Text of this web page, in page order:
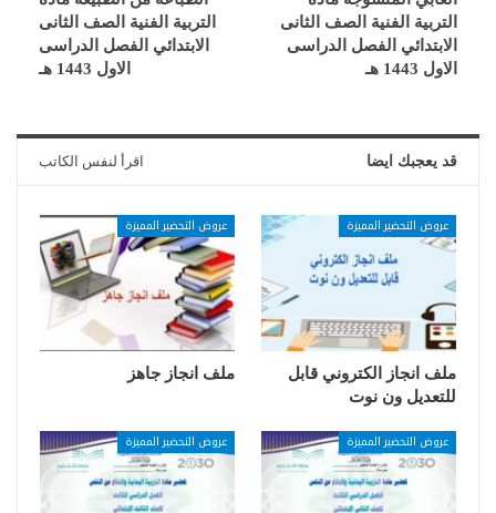
التربية الفنية الصف الثانى
الابتدائي الفصل الدراسى
الاول 1443 هـ
التربية الفنية الصف الثانى
الابتدائي الفصل الدراسى
الاول 1443 هـ
قد يعجبك ايضا اقرأ لنفس الكاتب
عروض التحضير المميزة
ملف انجاز الكتروني قابل
للتعديل ون نوت
عروض التحضير المميزة
ملف انجاز جاهز
عروض التحضير المميزة عروض التحضير المميزة